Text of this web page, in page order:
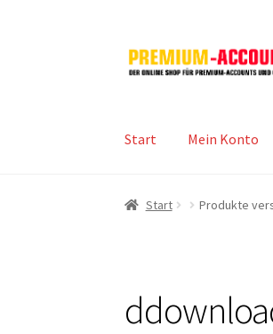
Zur
Navigation
Zum
Inhalt
Start Mein Konto
Start Produkte